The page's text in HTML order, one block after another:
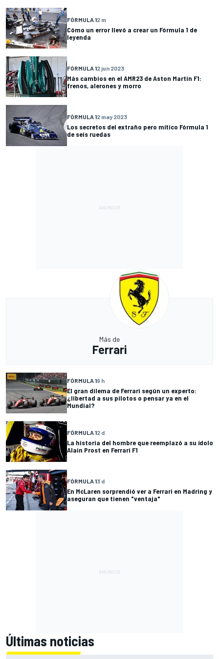
FÓRMULA 12 m
Cómo un error llevó a crear un Fórmula 1 de
leyenda
FÓRMULA 12 jun 2023
Más cambios en el AMR23 de Aston Martin F1:
frenos, alerones y morro
FÓRMULA 12 may 2023
Los secretos del extraño pero mítico Fórmula 1
de seis ruedas
Más de
Ferrari
FÓRMULA 19 h
El gran dilema de Ferrari según un experto:
¿libertad a sus pilotos o pensar ya en el
Mundial?
FÓRMULA 12 d
La historia del hombre que reemplazó a su ídolo
Alain Prost en Ferrari F1
FÓRMULA 13 d
En McLaren sorprendió ver a Ferrari en Madring y
aseguran que tienen "ventaja"
Últimas noticias